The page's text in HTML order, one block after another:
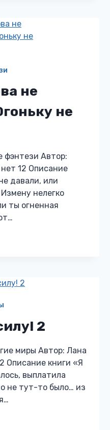
не
не
фэнтези Автор:
12 Описание
давали, или
нелегко
ты огненная
2
миры Автор: Лана
Описание книги «Я
выплатила
не тут-то было… из